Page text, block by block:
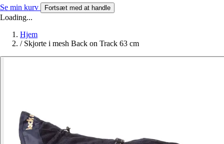
Se min kurv Fortsæt med at handle
Loading...
Hjem
/ Skjorte i mesh Back on Track 63 cm